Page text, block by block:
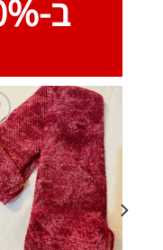
ב-60% הנחה!!!